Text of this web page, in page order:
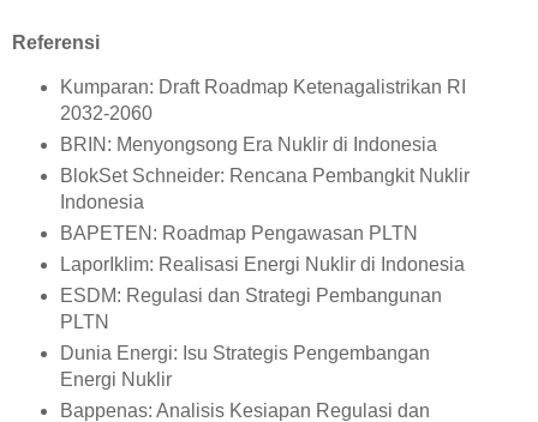
Referensi
Kumparan: Draft Roadmap Ketenagalistrikan RI
2032-2060
BRIN: Menyongsong Era Nuklir di Indonesia
BlokSet Schneider: Rencana Pembangkit Nuklir
Indonesia
BAPETEN: Roadmap Pengawasan PLTN
LaporIklim: Realisasi Energi Nuklir di Indonesia
ESDM: Regulasi dan Strategi Pembangunan
PLTN
Dunia Energi: Isu Strategis Pengembangan
Energi Nuklir
Bappenas: Analisis Kesiapan Regulasi dan